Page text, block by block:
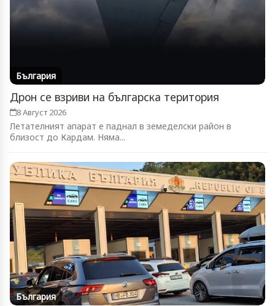
България
Дрон се взриви на българска територия
8 Август 2026
Летателният апарат е паднал в земеделски район в
близост до Кардам. Няма...
България